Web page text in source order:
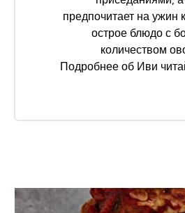
предпочитает на ужин
острое блюдо с
количеством
Подробнее об Иви